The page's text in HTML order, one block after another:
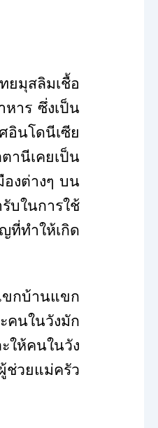
ยมุสลิมเชื้อ
หาร ซึ่งเป็น
อินโดนีเซีย
านีเคยเป็น
งต่างๆ บน
บในการใช้
ที่ทำให้เกิด
ขกบ้านแขก
คนในวังมัก
ให้คนในวัง
ช่วยแม่ครัว